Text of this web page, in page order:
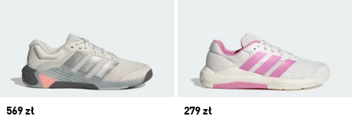
Price
569 zł
Price
279 zł